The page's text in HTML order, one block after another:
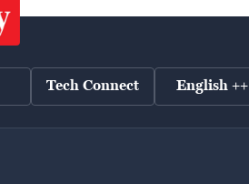
Tech Connect English ++